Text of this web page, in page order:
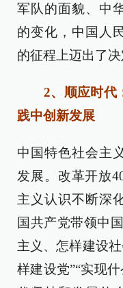
军队的面貌、中
的变化，中国人
的征程上迈出了决
2、顺应时代
践中创新发展
中国特色社会主
发展。改革开放
主义认识不断深
国共产党带领中
主义、怎样建设
样建设党”“实现